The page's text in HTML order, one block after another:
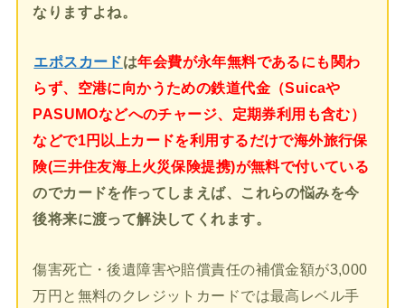
なりますよね。
エポスカードは年会費が永年無料であるにも関わ
らず、空港に向かうための鉄道代金（Suicaや
PASUMOなどへのチャージ、定期券利用も含む）
などで1円以上カードを利用するだけで海外旅行保
険(三井住友海上火災保険提携)が無料で付いている
のでカードを作ってしまえば、これらの悩みを今
後将来に渡って解決してくれます。
傷害死亡・後遺障害や賠償責任の補償金額が3,000
万円と無料のクレジットカードでは最高レベル手